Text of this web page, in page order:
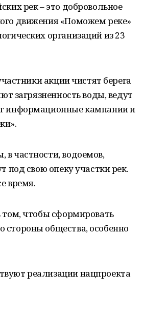
рек – это добровольное
движения «Поможем реке»
организаций из 23
акции чистят берега
загрязненность воды, ведут
информационные кампании и
частности, водоемов,
под свою опеку участки рек.
время.
том, чтобы сформировать
стороны общества, особенно
реализации нацпроекта